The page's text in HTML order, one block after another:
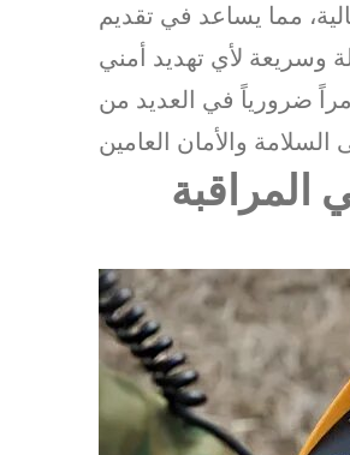
مما يساعد في تقديم
ضرورياً في العديد من